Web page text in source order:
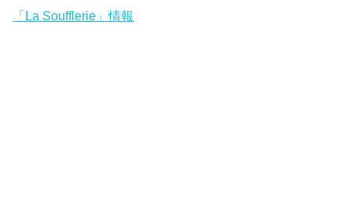
「La Soufflerie」情報